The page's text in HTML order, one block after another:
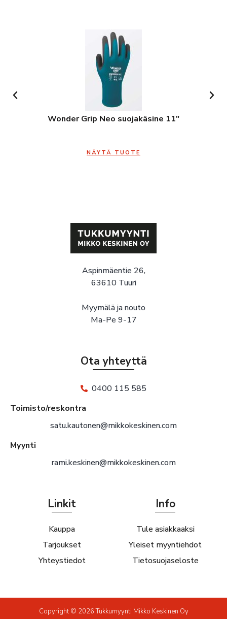
Wonder Grip Neo suojakäsine 11″
NÄYTÄ TUOTE
Aspinmäentie 26,
63610 Tuuri
Myymälä ja nouto
Ma-Pe 9-17
Ota yhteyttä
0400 115 585
Toimisto/reskontra
satu.kautonen@mikkokeskinen.com
Myynti
rami.keskinen@mikkokeskinen.com
Linkit
Kauppa
Tarjoukset
Yhteystiedot
Info
Tule asiakkaaksi
Yleiset myyntiehdot
Tietosuojaseloste
Copyright © 2026 Tukkumyynti Mikko Keskinen Oy